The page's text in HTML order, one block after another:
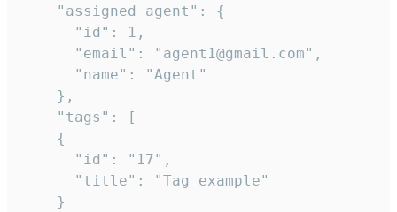
    "assigned_agent": {
      "id": 1,
      "email": "agent1@gmail.com",
      "name": "Agent"
    },
    "tags": [
    {
      "id": "17",
      "title": "Tag example"
    }